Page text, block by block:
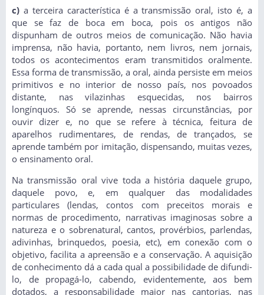
c) a terceira característica é a transmissão oral, isto é, a
que se faz de boca em boca, pois os antigos não
dispunham de outros meios de comunicação. Não havia
imprensa, não havia, portanto, nem livros, nem jornais,
todos os acontecimentos eram transmitidos oralmente.
Essa forma de transmissão, a oral, ainda persiste em meios
primitivos e no interior de nosso país, nos povoados
distante, nas vilazinhas esquecidas, nos bairros
longínquos. Só se aprende, nessas circunstâncias, por
ouvir dizer e, no que se refere à técnica, feitura de
aparelhos rudimentares, de rendas, de trançados, se
aprende também por imitação, dispensando, muitas vezes,
o ensinamento oral.
Na transmissão oral vive toda a história daquele grupo,
daquele povo, e, em qualquer das modalidades
particulares (lendas, contos com preceitos morais e
normas de procedimento, narrativas imaginosas sobre a
natureza e o sobrenatural, cantos, provérbios, parlendas,
adivinhas, brinquedos, poesia, etc), em conexão com o
objetivo, facilita a apreensão e a conservação. A aquisição
de conhecimento dá a cada qual a possibilidade de difundi-
lo, de propagá-lo, cabendo, evidentemente, aos bem
dotados, a responsabilidade maior nas cantorias, nas